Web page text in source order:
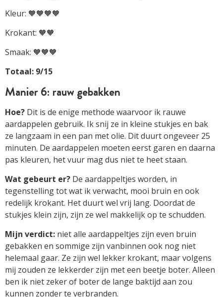
Kleur: 🧡🧡🧡🧡
Krokant: 🧡🧡
Smaak: 🧡🧡🧡
Totaal: 9/15
Manier 6: rauw gebakken
Hoe? Dit is de enige methode waarvoor ik rauwe
aardappelen gebruik. Ik snij ze in kleine stukjes en bak
ze langzaam in een pan met olie. Dit duurt ongeveer 25
minuten. De aardappelen moeten eerst garen en daarna
pas kleuren, het vuur mag dus niet te heet staan.
Wat gebeurt er? De aardappeltjes worden, in
tegenstelling tot wat ik verwacht, mooi bruin en ook
redelijk krokant. Het duurt wel vrij lang. Doordat de
stukjes klein zijn, zijn ze wel makkelijk op te schudden.
Mijn verdict: niet alle aardappeltjes zijn even bruin
gebakken en sommige zijn vanbinnen ook nog niet
helemaal gaar. Ze zijn wel lekker krokant, maar volgens
mij zouden ze lekkerder zijn met een beetje boter. Alleen
ben ik niet zeker of boter de lange baktijd aan zou
kunnen zonder te verbranden.